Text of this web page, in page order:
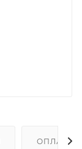
ОПЛАТА